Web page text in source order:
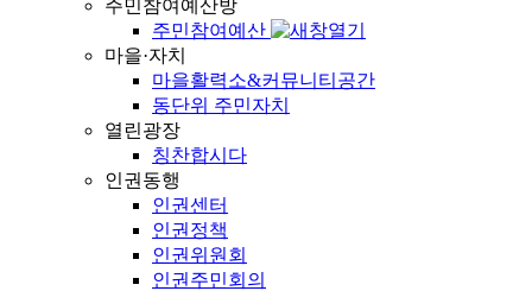
주민참여예산방
주민참여예산
마을·자치
마을활력소&커뮤니티공간
동단위 주민자치
열린광장
칭찬합시다
인권동행
인권센터
인권정책
인권위원회
인권주민회의